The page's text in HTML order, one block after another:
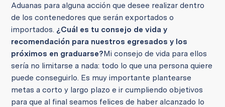
Aduanas para alguna acción que desee realizar dentro
de los contenedores que serán exportados o
importados. ¿Cuál es tu consejo de vida y
recomendación para nuestros egresados y los
próximos en graduarse?Mi consejo de vida para ellos
sería no limitarse a nada: todo lo que una persona quiere
puede conseguirlo. Es muy importante plantearse
metas a corto y largo plazo e ir cumpliendo objetivos
para que al final seamos felices de haber alcanzado lo